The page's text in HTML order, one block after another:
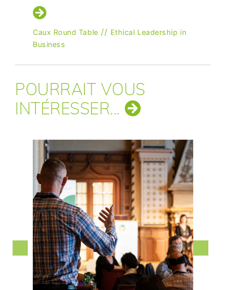
Caux Round Table // Ethical Leadership in
Business
POURRAIT VOUS
INTÉRESSER...